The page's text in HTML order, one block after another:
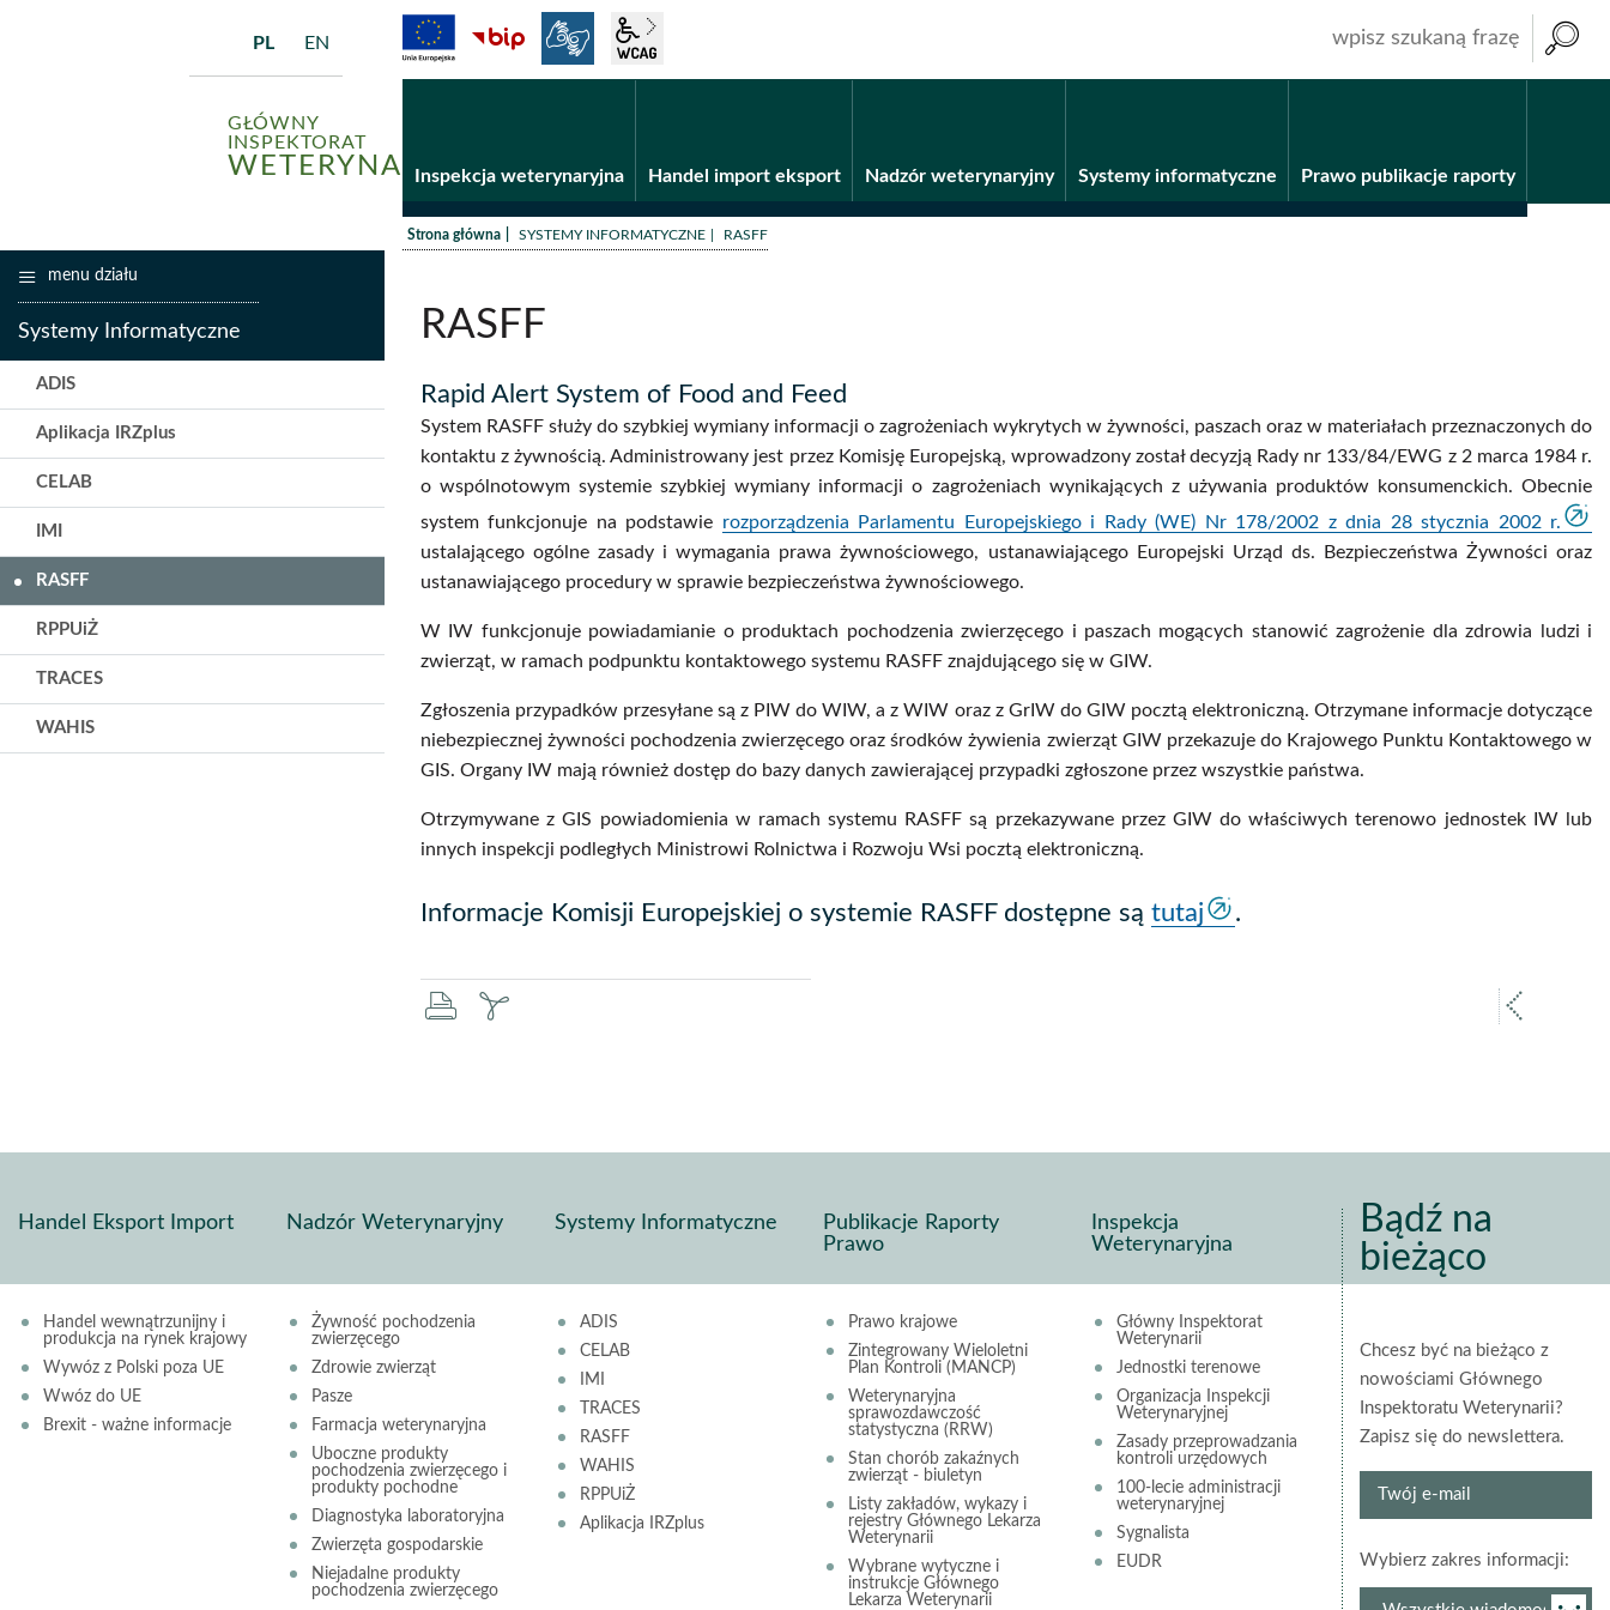
GŁÓWNY
INSPEKTORAT
WETERYNARII
PL EN Fundusze unijne
BiP
Inspekcja weterynaryjna Handel import eksport Nadzór weterynaryjny Systemy informatyczne Prawo publikacje raporty
Strona główna /SYSTEMY INFORMATYCZNE /RASFF
RASFF
Rapid Alert System of Food and Feed
System RASFF służy do szybkiej wymiany informacji o zagrożeniach wykrytych w żywności, paszach oraz w materiałach przeznaczonych do
kontaktu z żywnością. Administrowany jest przez Komisję Europejską, wprowadzony został decyzją Rady nr 133/84/EWG z 2 marca 1984 r.
o wspólnotowym systemie szybkiej wymiany informacji o zagrożeniach wynikających z używania produktów konsumenckich. Obecnie
system funkcjonuje na podstawie rozporządzenia Parlamentu Europejskiego i Rady (WE) Nr 178/2002 z dnia 28 stycznia 2002 r.
ustalającego ogólne zasady i wymagania prawa żywnościowego, ustanawiającego Europejski Urząd ds. Bezpieczeństwa Żywności oraz
ustanawiającego procedury w sprawie bezpieczeństwa żywnościowego.
W IW funkcjonuje powiadamianie o produktach pochodzenia zwierzęcego i paszach mogących stanowić zagrożenie dla zdrowia ludzi i
zwierząt, w ramach podpunktu kontaktowego systemu RASFF znajdującego się w GIW.
Zgłoszenia przypadków przesyłane są z PIW do WIW, a z WIW oraz z GrIW do GIW pocztą elektroniczną. Otrzymane informacje dotyczące
niebezpiecznej żywności pochodzenia zwierzęcego oraz środków żywienia zwierząt GIW przekazuje do Krajowego Punktu Kontaktowego w
GIS. Organy IW mają również dostęp do bazy danych zawierającej przypadki zgłoszone przez wszystkie państwa.
Otrzymywane z GIS powiadomienia w ramach systemu RASFF są przekazywane przez GIW do właściwych terenowo jednostek IW lub
innych inspekcji podległych Ministrowi Rolnictwa i Rozwoju Wsi pocztą elektroniczną.
Informacje Komisji Europejskiej o systemie RASFF dostępne są tutaj .
drukujzapisz
menu działu
Systemy Informatyczne
ADIS
Aplikacja IRZplus
CELAB
IMI
RASFF
RPPUiŻ
TRACES
WAHIS
Handel Eksport Import
Handel wewnątrzunijny i
produkcja na rynek krajowy
Wywóz z Polski poza UE
Wwóz do UE
Brexit - ważne informacje
Nadzór Weterynaryjny
Żywność pochodzenia
zwierzęcego
Zdrowie zwierząt
Pasze
Farmacja weterynaryjna
Uboczne produkty
pochodzenia zwierzęcego i
produkty pochodne
Diagnostyka laboratoryjna
Zwierzęta gospodarskie
Niejadalne produkty
pochodzenia zwierzęcego
Systemy Informatyczne
ADIS
CELAB
IMI
TRACES
RASFF
WAHIS
RPPUiŻ
Aplikacja IRZplus
Publikacje Raporty
Prawo
Prawo krajowe
Zintegrowany Wieloletni
Plan Kontroli (MANCP)
Weterynaryjna
sprawozdawczość
statystyczna (RRW)
Stan chorób zakaźnych
zwierząt - biuletyn
Listy zakładów, wykazy i
rejestry Głównego Lekarza
Weterynarii
Wybrane wytyczne i
instrukcje Głównego
Lekarza Weterynarii
Inspekcja
Weterynaryjna
Główny Inspektorat
Weterynarii
Jednostki terenowe
Organizacja Inspekcji
Weterynaryjnej
Zasady przeprowadzania
kontroli urzędowych
100-lecie administracji
weterynaryjnej
Sygnalista
EUDR
Bądź na
bieżąco
Chcesz być na bieżąco z
nowościami Głównego
Inspektoratu Weterynarii?
Zapisz się do newslettera.
Twój
Wybierz zakres informacji: